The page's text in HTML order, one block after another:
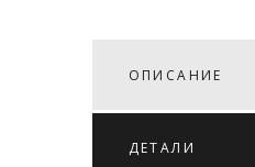
ОПИСАНИЕ
ДЕТАЛИ